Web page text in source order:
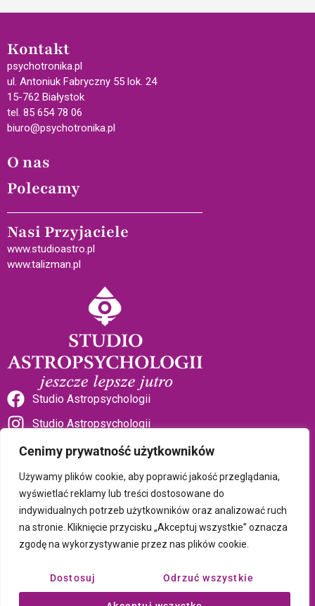
Cenimy prywatność użytkowników
Używamy plików cookie, aby poprawić jakość przeglądania,
wyświetlać reklamy lub treści dostosowane do
indywidualnych potrzeb użytkowników oraz analizować ruch
na stronie. Kliknięcie przycisku „Akceptuj wszystkie” oznacza
zgodę na wykorzystywanie przez nas plików cookie.
Dostosuj Odrzuć wszystkie
Kontakt
psychotronika.pl
ul. Antoniuk Fabryczny 55 lok. 24
15-762 Białystok
tel. 85 654 78 06
biuro@psychotronika.pl
O nas
Polecamy
Nasi Przyjaciele
www.studioastro.pl
www.talizman.pl
Studio Astropsychologii
Studio Astropsychologii
Sklep Talizman
Polityka prywatności i plików cookie
Wszystkie treści umieszczone na tej stronie są chronione prawem